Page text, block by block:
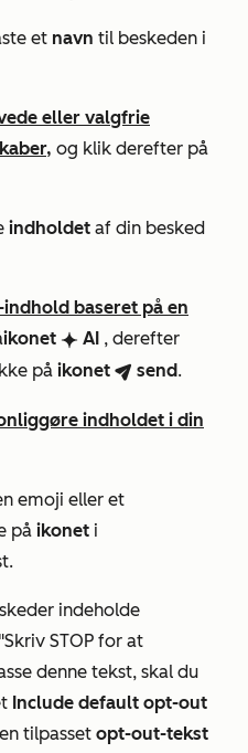
et navn til beskeden i
eller valgfrie
og klik derefter på
indholdet af din besked
indhold baseret på en
ikonet breezeSingleStar AI , derefter
på ikonet breezeSend send.
indholdet i din
emoji eller et
på ikonet i
indeholde
STOP for at
denne tekst, skal du
Include default opt-out
tilpasset opt-out-tekst